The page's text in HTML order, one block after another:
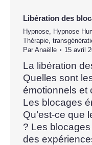
Libération des
Hypnose Hypnose
Thérapie
Par Anaëlle 15 avril
La libération
Quelles sont
émotionnels et
Les blocages
Qu’est-ce que
? Les
des